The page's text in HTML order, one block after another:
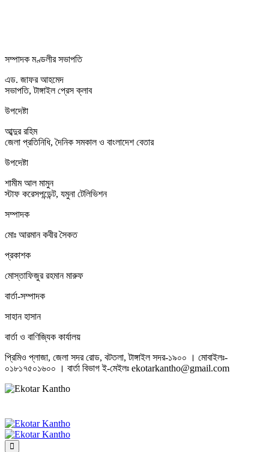
সম্পাদক মণ্ডলীর সভাপতি
এড. জাফর আহমেদ
সভাপতি, টাঙ্গাইল প্রেস ক্লাব
উপদেষ্টা
আব্দুর রহিম
জেলা প্রতিনিধি, দৈনিক সমকাল ও বাংলাদেশ বেতার
উপদেষ্টা
শামীম আল মামুন
স্টাফ করেসপন্ডেন্ট, যমুনা টেলিভিশন
সম্পাদক
মোঃ আরমান কবীর সৈকত
প্রকাশক
মোস্তাফিজুর রহমান মারুফ
বার্তা-সম্পাদক
সাহান হাসান
বার্তা ও বাণিজ্যিক কার্যালয়
প্রিমিও প্লাজা, জেলা সদর রোড, বটতলা, টাঙ্গাইল সদর-১৯০০ । মোবাইলঃ-
০১৮১৭৫০১৬০০ । বার্তা বিভাগ ই-মেইলঃ ekotarkantho@gmail.com